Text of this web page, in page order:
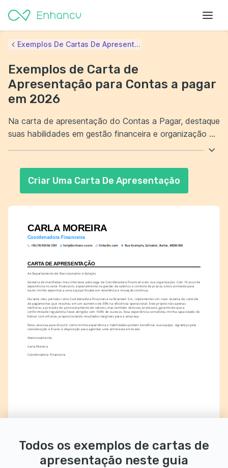
CARLA MOREIRA
Coordenadora Financeira
+55 (19) 93456-7281 help@enhancv.com linkedin.com Rua Exemplo, Salvador, Bahia, 40000-000
CARTA DE APRESENTAÇÃO
Ao Departamento de Recrutamento e Seleção
Gostaria de manifestar meu interesse pela vaga de Coordenadora Financeira em sua organização. Com 10 anos de
experiência no setor financeiro, especialmente na gestão de salários e controle de prazos, estou animada para
trazer minha expertise a uma equipe focada em excelência e inovação contínua.
Durante meu período como Coordenadora Financeira na Braskem S.A., implementei um novo sistema de controle
de pagamentos que resultou em um aumento de 30% na eficiência operacional. Este projeto não apenas
melhorou a precisão do provisionamento de valores, mas também otimizou processos, garantindo que a
conformidade regulatória fosse atingida com 100% de sucesso. Essa experiência consolidou minha capacidade de
liderar com eficácia, proporcionando resultados tangíveis para a empresa.
Estou ansiosa para discutir como minha experiência e habilidades podem beneficiar sua equipe. Agradeço pela
consideração e ficarei à disposição para agendar uma entrevista em breve.
Atenciosamente,
Carla Moreira
Coordenadora Financeira
Exemplos De Cartas De Apresent...
Exemplos de Carta de
Apresentação para Contas a pagar
em 2026
Na carta de apresentação do Contas a Pagar, destaque
suas habilidades em gestão financeira e organização de
essencial demonstrar sua capacidade de lidar com
prazos e resolver problemas. Transmita confiança na
empresa.
Criar Uma Carta De Apresentação
Todos os exemplos de cartas de
apresentação neste guia